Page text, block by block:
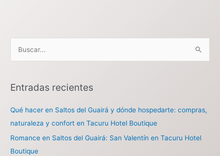
c
Entradas recientes
Qué hacer en Saltos del Guairá y dónde hospedarte: compras,
naturaleza y confort en Tacuru Hotel Boutique
Romance en Saltos del Guairá: San Valentín en Tacuru Hotel
Boutique